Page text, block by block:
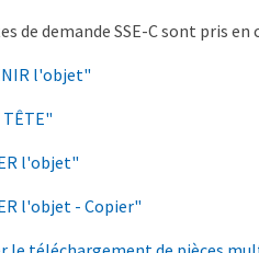
de demande SSE-C sont pris
l'objet"
l'objet"
l'objet - Copier"